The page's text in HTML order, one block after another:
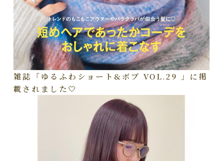
雑誌「ゆるふわショート&ボブ VOL.29 」に掲
載されました🤍